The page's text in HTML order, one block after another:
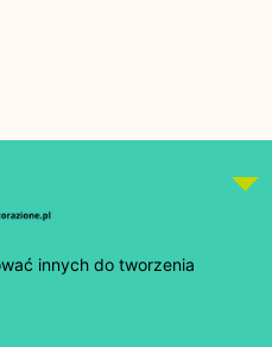
innych do tworzenia